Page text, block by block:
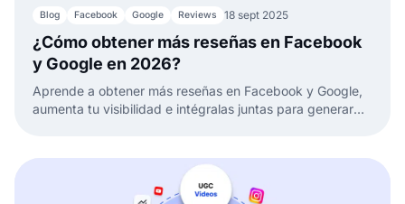
Blog Facebook Google Reviews 18 sept 2025
¿Cómo obtener más reseñas en Facebook
y Google en 2026?
Aprende a obtener más reseñas en Facebook y Google,
aumenta tu visibilidad e intégralas juntas para generar